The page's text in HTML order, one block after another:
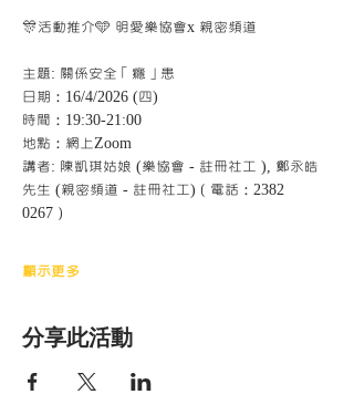
🎊活動推介🩵 明愛樂協會x 親密頻道
主題: 關係安全「癮」患
日期：16/4/2026 (四)
時間：19:30-21:00
地點：網上Zoom
講者: 陳凱琪姑娘 (樂協會 - 註冊社工 ), 鄭永皓
先生 (親密頻道 - 註冊社工)（電話：2382
0267）
顯示更多
分享此活動